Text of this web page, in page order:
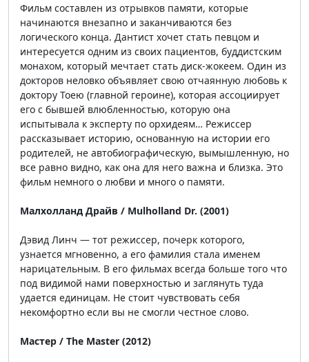
Фильм составлен из отрывков памяти, которые
начинаются внезапно и заканчиваются без
логического конца. Дантист хочет стать певцом и
интересуется одним из своих пациентов, буддистским
монахом, который мечтает стать диск-жокеем. Один из
докторов неловко объявляет свою отчаянную любовь к
доктору Тоею (главной героине), которая ассоциирует
его с бывшей влюбленностью, которую она
испытывала к эксперту по орхидеям… Режиссер
рассказывает историю, основанную на истории его
родителей, не автобиографическую, вымышленную, но
все равно видно, как она для него важна и близка. Это
фильм немного о любви и много о памяти.
Малхолланд Драйв / Mulholland Dr. (2001)
Дэвид Линч — тот режиссер, почерк которого,
узнается мгновенно, а его фамилия стала именем
нарицательным. В его фильмах всегда больше того что
под видимой нами поверхностью и заглянуть туда
удается единицам. Не стоит чувствовать себя
некомфортно если вы не смогли честное слово.
Мастер / The Master (2012)